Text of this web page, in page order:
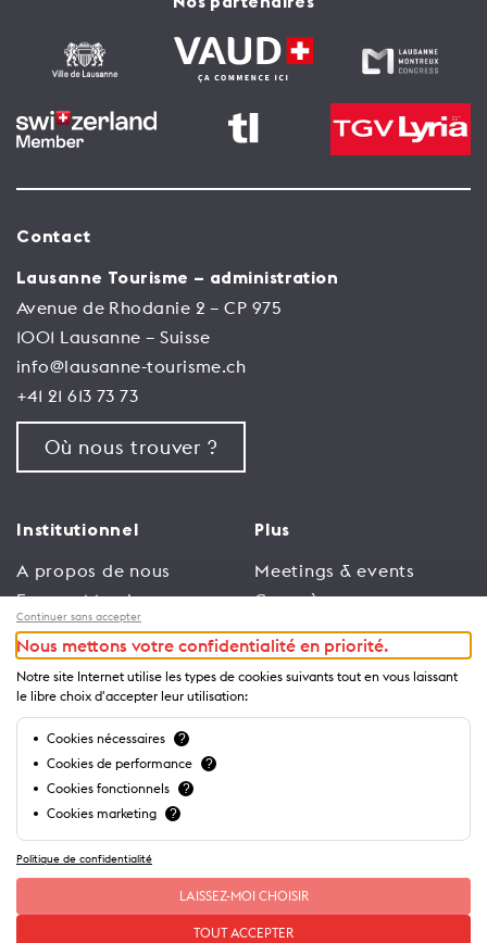
Contact
Lausanne Tourisme – administration
Avenue de Rhodanie 2 – CP 975
1001 Lausanne – Suisse
info@lausanne-tourisme.ch
+41 21 613 73 73
Où nous trouver ?
Institutionnel
A propos de nous
Espace Membres
Emploi
Conditions générales
d’utilisation
Politique de
confidentialité
Plus
Meetings & events
Congrès
Trade
Espace Médias
Annonceurs
Brochures et guides
Continuer sans accepter
Nous mettons votre confidentialité en priorité.
Notre site Internet utilise les types de cookies suivants tout en vous laissant
le libre choix d'accepter leur utilisation:
Cookies nécessaires ?
Cookies de performance ?
Cookies fonctionnels ?
Cookies marketing ?
Politique de confidentialité
LAISSEZ-MOI CHOISIR
TOUT ACCEPTER